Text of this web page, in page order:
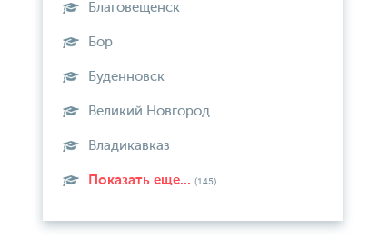
Благовещенск
Бор
Буденновск
Великий Новгород
Владикавказ
Показать еще... (145)